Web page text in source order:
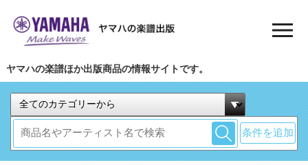
ヤマハの楽譜ほか出版商品の情報サイトです。
条件を追加